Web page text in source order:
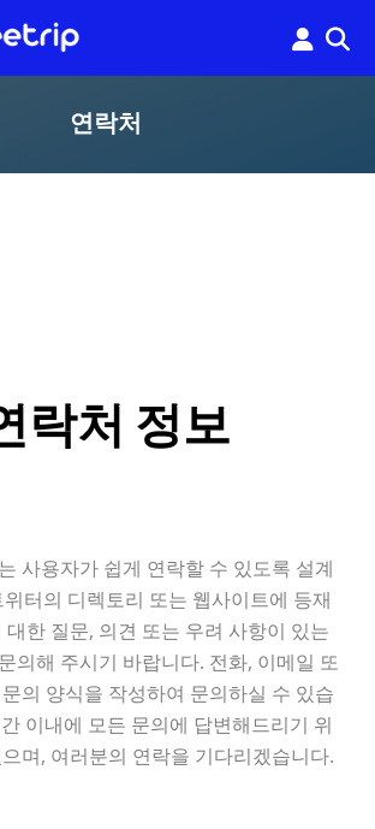
연락처
락처 정보
사용자가 쉽게 연락할 수 있도록 설계
터의 디렉토리 또는 웹사이트에 등재
대한 질문, 의견 또는 우려 사항이 있는
의해 주시기 바랍니다. 전화, 이메일 또
의 양식을 작성하여 문의하실 수 있습
이내에 모든 문의에 답변해드리기 위
며, 여러분의 연락을 기다리겠습니다.